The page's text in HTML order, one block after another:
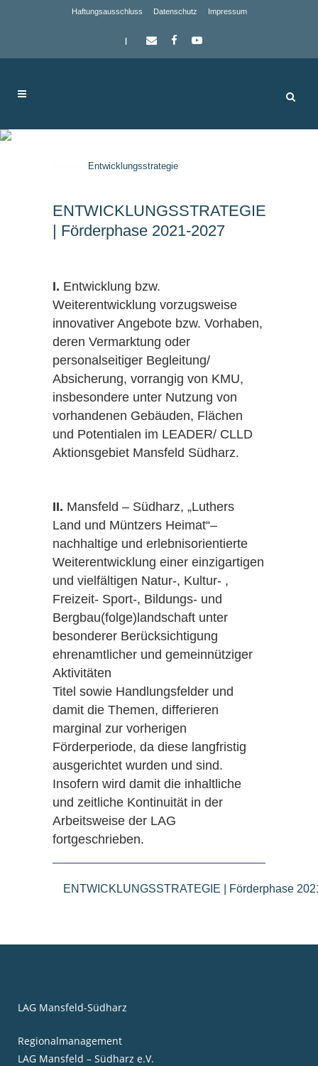
Haftungsausschluss Datenschutz Impressum
|
Entwicklungsstrategie
ENTWICKLUNGSSTRATEGIE
| Förderphase 2021-2027
I. Entwicklung bzw.
Weiterentwicklung vorzugsweise
innovativer Angebote bzw. Vorhaben,
deren Vermarktung oder
personalseitiger Begleitung/
Absicherung, vorrangig von KMU,
insbesondere unter Nutzung von
vorhandenen Gebäuden, Flächen
und Potentialen im LEADER/ CLLD
Aktionsgebiet Mansfeld Südharz.
II. Mansfeld – Südharz, „Luthers
Land und Müntzers Heimat“–
nachhaltige und erlebnisorientierte
Weiterentwicklung einer einzigartigen
und vielfältigen Natur-, Kultur- ,
Freizeit- Sport-, Bildungs- und
Bergbau(folge)landschaft unter
besonderer Berücksichtigung
ehrenamtlicher und gemeinnütziger
Aktivitäten
Titel sowie Handlungsfelder und
damit die Themen, differieren
marginal zur vorherigen
Förderperiode, da diese langfristig
ausgerichtet wurden und sind.
Insofern wird damit die inhaltliche
und zeitliche Kontinuität in der
Arbeitsweise der LAG
fortgeschrieben.
ENTWICKLUNGSSTRATEGIE | Förderphase
LAG Mansfeld-Südharz
Regionalmanagement
LAG Mansfeld – Südharz e.V.